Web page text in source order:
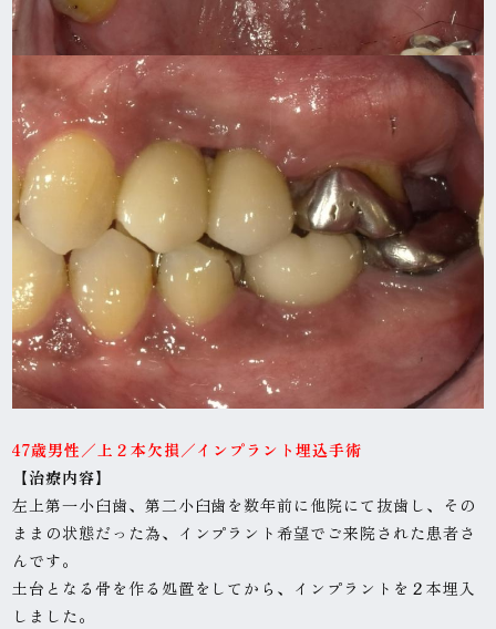
47歳男性 ／上２本欠損／インプラント埋込手術
【治療内容】
左上第一小臼歯、第二小臼歯を数年前に他院にて抜歯し、その
ままの状態だった為、インプラント希望でご来院された患者さ
んです。
土台となる骨を作る処置をしてから、インプラントを２本埋入
しました。